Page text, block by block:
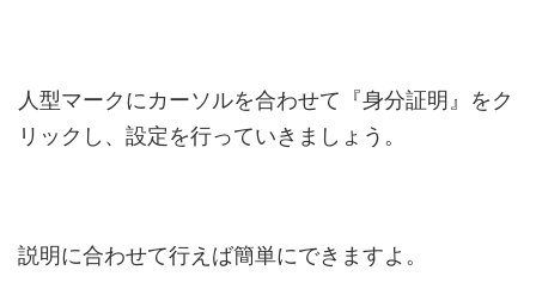
人型マークにカーソルを合わせて『身分証明』をク
リックし、設定を行っていきましょう。
説明に合わせて行えば簡単にできますよ。